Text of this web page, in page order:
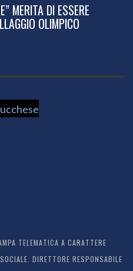
MERITA DI ESSERE
OLIMPICO
TELEMATICA A CARATTERE
DIRETTORE RESPONSABILE